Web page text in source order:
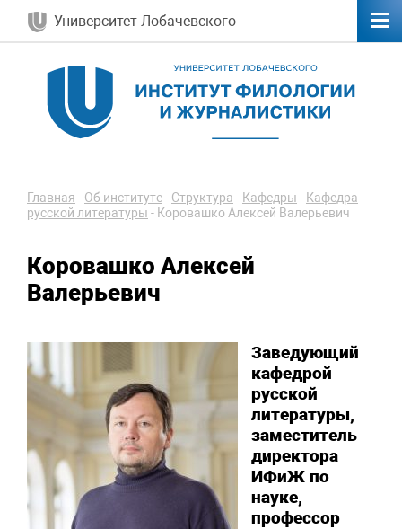
Университет Лобачевского
Главная - Об институте- Структура - Кафедры - Кафедра
русской литературы - Коровашко Алексей Валерьевич
Коровашко Алексей
Валерьевич
Заведующий
кафедрой
русской
литературы,
заместитель
директора
ИФиЖ по
науке,
профессор